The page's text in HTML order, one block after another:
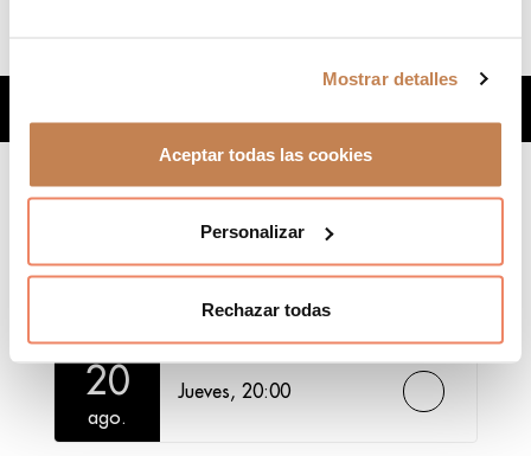
Mostrar detalles
Aceptar todas las cookies
Personalizar
Rechazar todas
19 Miércoles,20:00
20
ago.
Jueves, 20:00